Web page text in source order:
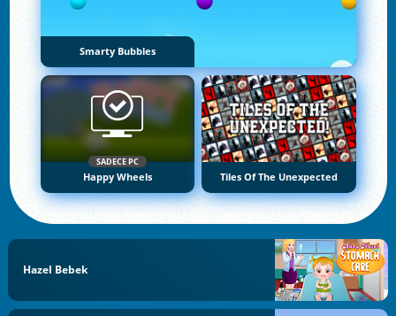
Smarty Bubbles
SADECE PC
Happy Wheels Tiles Of The Unexpected
Hazel Bebek